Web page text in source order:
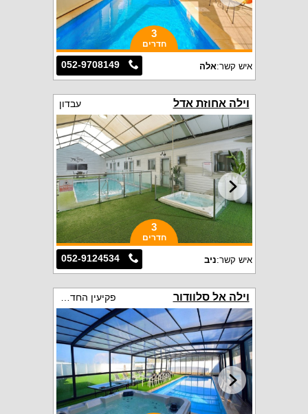
3
חדרים
052-9708149 איש קשר:אלה
וילה אחוזת אדל עבדון
3
חדרים
052-9124534 איש קשר:ניב
וילה אל סלוודור